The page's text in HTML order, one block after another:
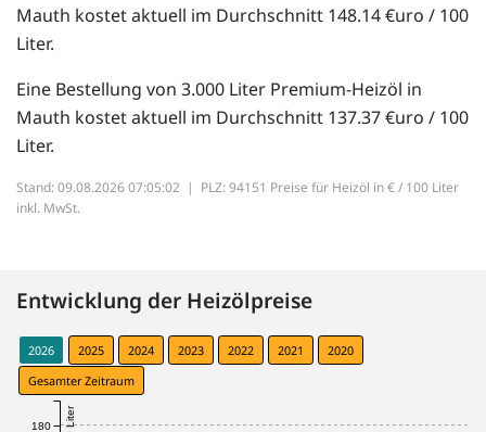
Mauth kostet aktuell im Durchschnitt 148.14 €uro / 100
Liter.
Eine Bestellung von 3.000 Liter Premium-Heizöl in
Mauth kostet aktuell im Durchschnitt 137.37 €uro / 100
Liter.
Stand: 09.08.2026 07:05:02 | PLZ: 94151 Preise für Heizöl in € / 100 Liter
inkl. MwSt.
Entwicklung der Heizölpreise
2026 2025 2024 2023 2022 2021
2020
Gesamter Zeitraum
180